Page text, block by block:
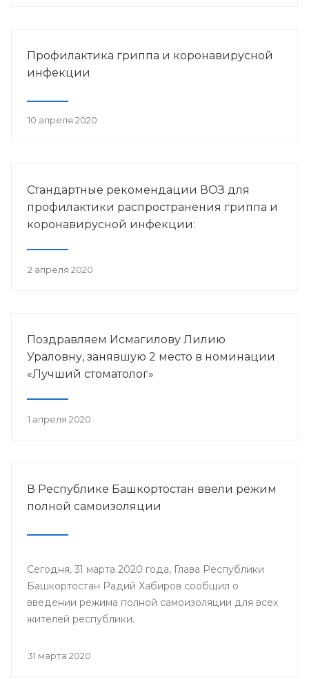
Профилактика гриппа и коронавирусной
инфекции
10 апреля 2020
Стандартные рекомендации ВОЗ для
профилактики распространения гриппа и
коронавирусной инфекции:
2 апреля 2020
Поздравляем Исмагилову Лилию
Ураловну, занявшую 2 место в номинации
«Лучший стоматолог»
1 апреля 2020
В Республике Башкортостан ввели режим
полной самоизоляции
Сегодня, 31 марта 2020 года, Глава Республики
Башкортостан Радий Хабиров сообщил о
введении режима полной самоизоляции для всех
жителей республики.
31 марта 2020